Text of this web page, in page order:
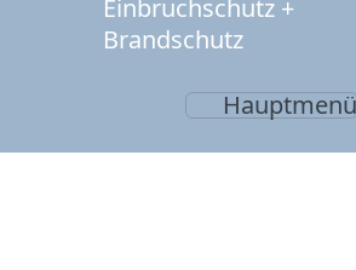
Einbruchschutz +
Brandschutz
Hauptmenü